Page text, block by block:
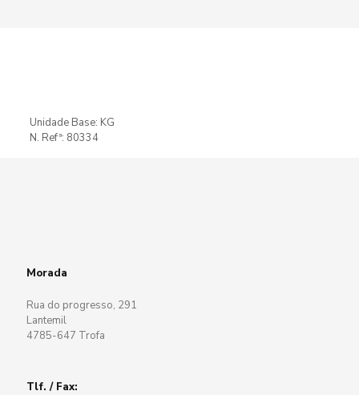
Unidade Base: KG
N. Refª: 80334
Morada
Rua do progresso, 291
Lantemil
4785-647 Trofa
Tlf. / Fax: